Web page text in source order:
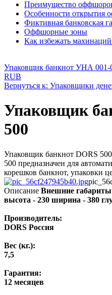
Преимущество
Особенности открытия
Фиктивная банковская
Оффшорные зоны
Как избежать
Упаковщик банкнот УНА 001-
RUB
Вернуться к: Упаковщики
Упаковщик
500
Упаковщик банкнот DORS
500 предназначен для
корешков банкнот, упаковки
Описание Внешние
высота - 230 ширина - 380
Производитель:
DORS Россия
Вес (кг.):
7,5
Гарантия:
12 месяцев